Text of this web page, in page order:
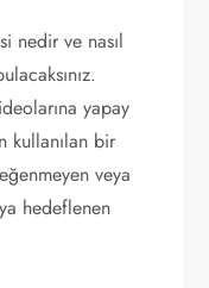
nedir ve nasıl
yapay
kullanılan bir
veya
hedeflenen